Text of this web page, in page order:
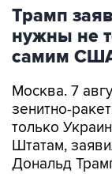
Трамп
нужны не
самим
Москва. 7
зенитно-
только
Штатам,
Дональд